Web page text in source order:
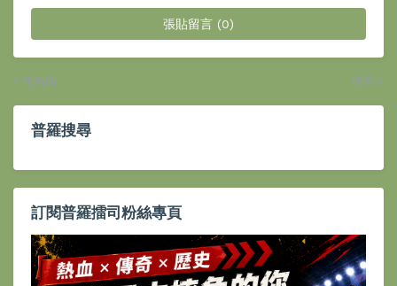
張貼留言 (0)
較新的 較舊
普羅搜尋
訂閱普羅擂司粉絲專頁